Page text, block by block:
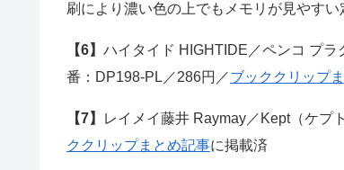
刷により濃い色の上でもメモリが見やすい
【6】 ハイタイド HIGHTIDE／ペンコ プ
番：DP198-PL／286円／ブッククリップ
【7】 レイメイ藤井 Raymay／Kept（ケプ
ククリップまとめ記事に掲載済